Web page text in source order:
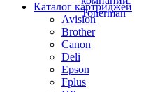
Каталог картриджей
Avision
Brother
Canon
Deli
Epson
Fplus